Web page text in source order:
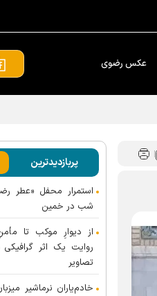
عکس رضوی
پربازدیدترین
شب در خمین
از دیوارِ موکب تا
روایت یک اثر
تصاویر